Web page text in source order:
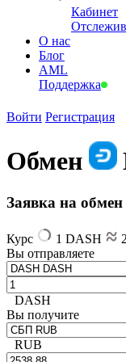
Кабинет
О нас
Блог
AML
Поддержка
Войти Регистрация
Обмен
Заявка на обмен
Курс 1 DASH
Вы отправляете
DASH
Вы получите
RUB